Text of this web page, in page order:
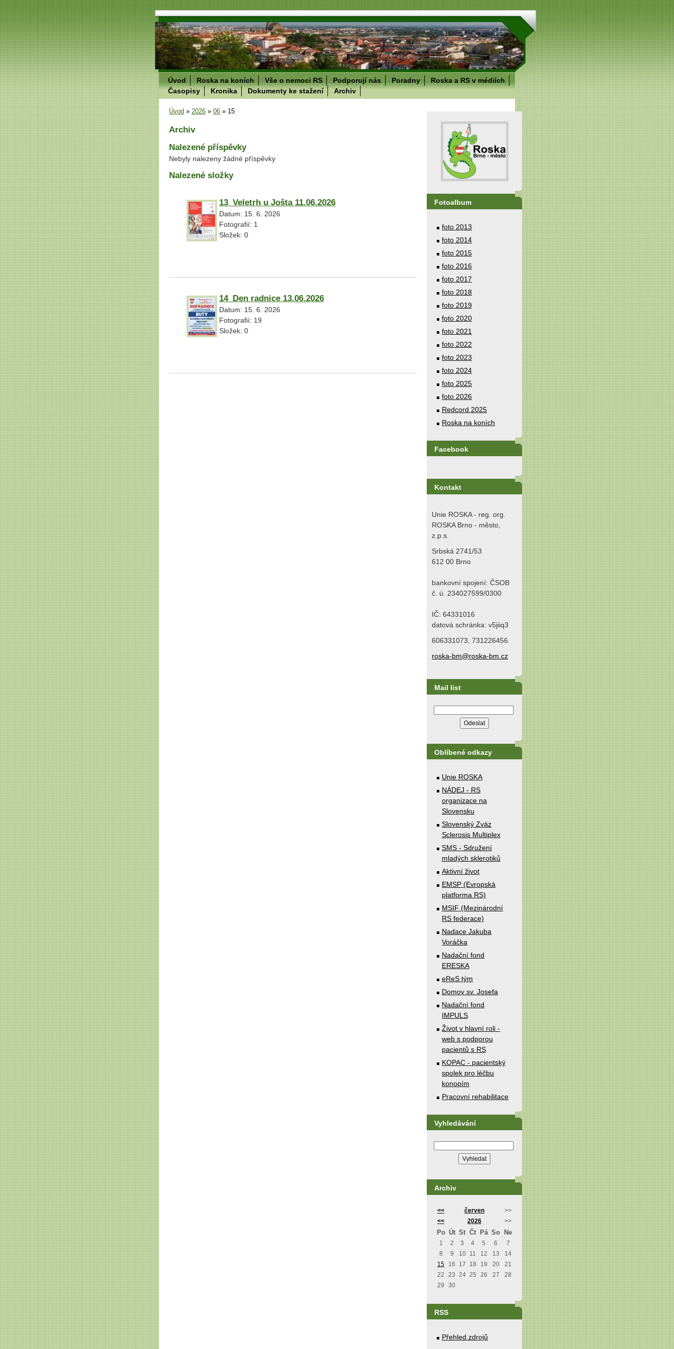
Úvod Roska na koních Vše o nemoci RS Podporují nás Poradny
Roska a RS v médiích
Časopisy
Kronika Dokumenty ke stažení Archiv
Úvod » 2026 » 06 » 15
Archiv
Nalezené příspěvky
Nebyly nalezeny žádné příspěvky
Nalezené složky
13_Veletrh u Jošta 11.06.2026
Datum: 15. 6. 2026
Fotografií: 1
Složek: 0
14_Den radnice 13.06.2026
Datum: 15. 6. 2026
Fotografií: 19
Složek: 0
Fotoalbum
foto 2013
foto 2014
foto 2015
foto 2016
foto 2017
foto 2018
foto 2019
foto 2020
foto 2021
foto 2022
foto 2023
foto 2024
foto 2025
foto 2026
Redcord 2025
Roska na koních
Facebook
Kontakt
Unie ROSKA - reg. org.
ROSKA Brno - město,
z.p.s.
Srbská 2741/53
612 00 Brno
bankovní spojení: ČSOB
č. ú. 234027599/0300
IČ: 64331016
datová schránka: v5jiiq3
606331073, 731226456
roska-bm@roska-bm.cz
Mail list
Oblíbené odkazy
Unie ROSKA
NÁDEJ - RS
organizace na
Slovensku
Slovenský Zväz
Sclerosis Multiplex
SMS - Sdružení
mladých sklerotiků
Aktivní život
EMSP (Evropská
platforma RS)
MSIF (Mezinárodní
RS federace)
Nadace Jakuba
Voráčka
Nadační fond
ERESKA
eReS tým
Domov sv. Josefa
Nadační fond
IMPULS
Život v hlavní roli -
web s podporou
pacientů s RS
KOPAC - pacientský
spolek pro léčbu
konopím
Pracovní rehabilitace
Vyhledávání
Archiv
<< červen
>>
<<
2026 >>
Po Út St Čt Pá So Ne
1 2 3 4 5 6
7
8
9 10 11 12 13
14
15
16 17 18 19 20
21
22
23 24 25 26 27
28
29
30
RSS
Přehled zdrojů